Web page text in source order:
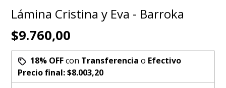
Lámina Cristina y Eva - Barroka
$9.760,00
18% OFFcon Transferencia o Efectivo
Precio final:$8.003,20